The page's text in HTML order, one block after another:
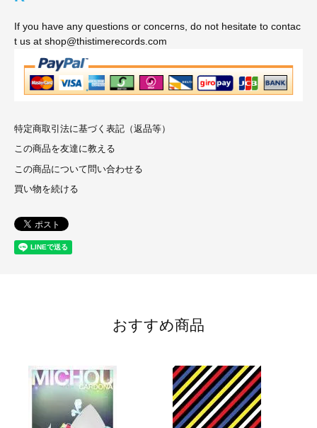
If you have any questions or concerns, do not hesitate to contac
t us at shop@thistimerecords.com
特定商取引法に基づく表記（返品等）
この商品を友達に教える
この商品について問い合わせる
買い物を続ける
おすすめ商品